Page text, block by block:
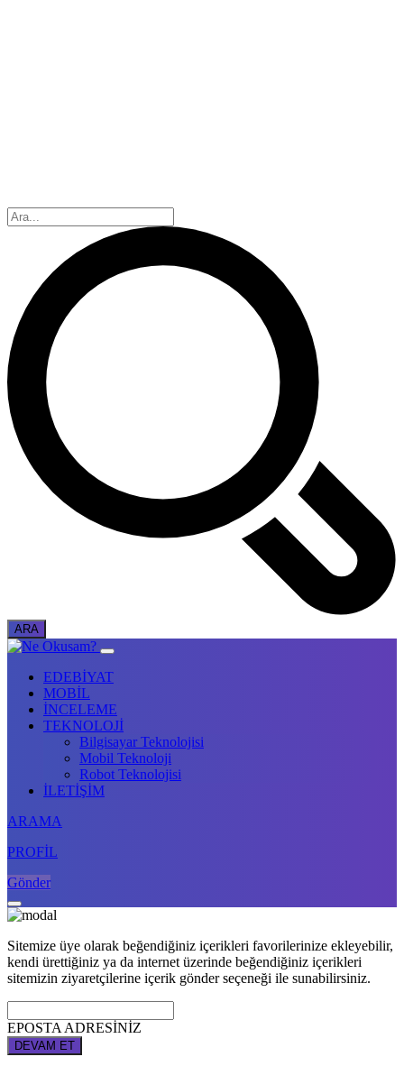
EDEBİYAT
MOBİL
İNCELEME
TEKNOLOJİ
Bilgisayar Teknolojisi
Mobil Teknoloji
Robot Teknolojisi
İLETİŞİM
ARAMA
PROFİL
Gönder
Sitemize üye olarak beğendiğiniz içerikleri favorilerinize ekleyebilir,
kendi ürettiğiniz ya da internet üzerinde beğendiğiniz içerikleri
sitemizin ziyaretçilerine içerik gönder seçeneği ile sunabilirsiniz.
EPOSTA ADRESİNİZ
DEVAM ET